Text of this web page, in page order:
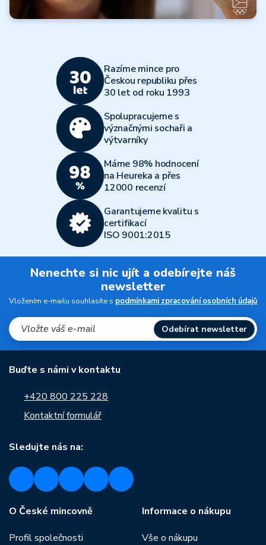
víceboj 2026
Číst dále
Všechny články
Razíme mince pro
Českou republiku přes
30 let od roku 1993
Spolupracujeme s
význačnými sochaři a
výtvarníky
Máme 98% hodnocení
na Heureka a přes
12000 recenzí
Garantujeme kvalitu s
certifikací
ISO 9001:2015
Nenechte si nic ujít a odebírejte náš
newsletter
Vložením e-mailu souhlasíte s podmínkami zpracování osobních údajů
Odebírat newsletter
Buďte s námi v kontaktu
+420 800 225 228
Kontaktní formulář
Sledujte nás na:
O České mincovně
Profil společnosti
Informace o nákupu
Vše o nákupu